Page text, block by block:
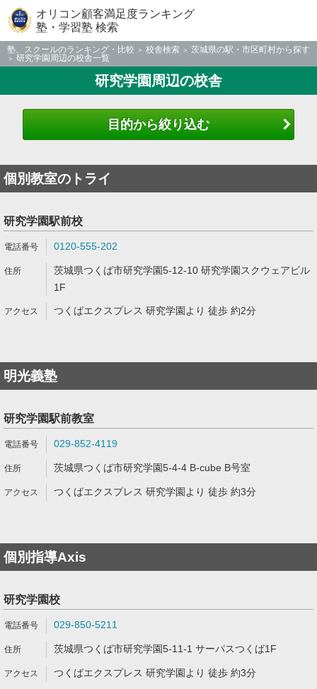
オリコン顧客満足度ランキング
塾・学習塾 検索
塾、スクールのランキング・比較 校舎検索
茨城県の駅・市区町村から探す
研究学園周辺の校舎一覧
研究学園周辺の校舎
目的から絞り込む
個別教室のトライ
研究学園駅前校
0120-555-202
茨城県つくば市研究学園5-12-10 研究学園スクウェアビル
1F
つくばエクスプレス 研究学園より 徒歩 約2分
明光義塾
研究学園駅前教室
029-852-4119
茨城県つくば市研究学園5-4-4 B-cube B号室
つくばエクスプレス 研究学園より 徒歩 約3分
個別指導Axis
研究学園校
029-850-5211
茨城県つくば市研究学園5-11-1 サーパスつくば1F
つくばエクスプレス 研究学園より 徒歩 約3分